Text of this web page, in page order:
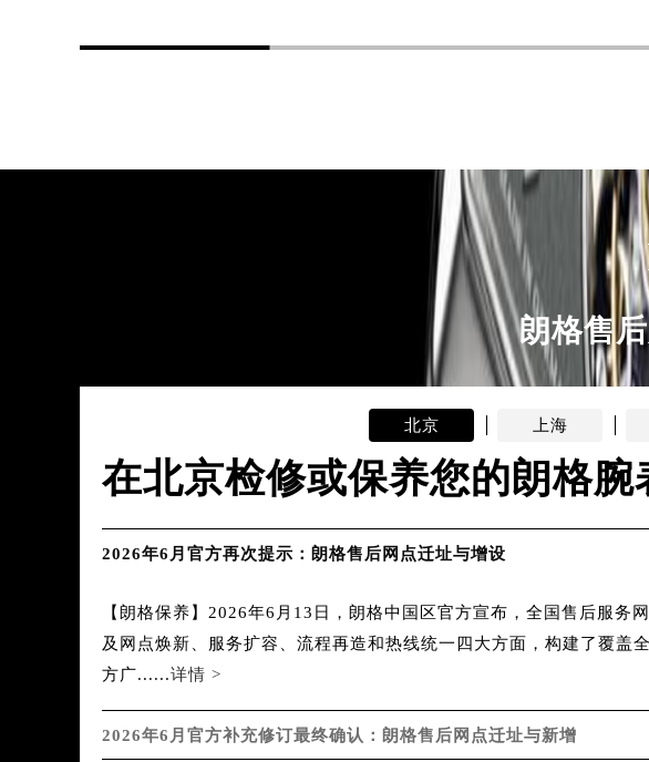
吉林省四平市铁东区紫气大路与南九经街交汇处朗格售
吉林省松原市宁江区五环大街朗格售后服务中心（需提
吉林省通化市东昌区环通乡江南大街朗格售后服务中心
吉林省延边市延吉市解放路朗格售后服务中心（需提前预
辽宁省鞍山市铁东区站前街朗格售后服务中心（需提前预
辽宁省本溪市平山区胜利路朗格售后服务中心（需提前
辽宁省朝阳市双塔区新华路朗格售后服务中心（需提前预
辽宁省丹东市振兴区七经街朗格售后服务中心（需提前预
辽宁省抚顺市新抚区东一路朗格售后服务中心（需提前
辽宁省阜新市海州区解放大街朗格售后服务中心（需提前
辽宁省葫芦岛市连山区中央路朗格售后服务中心（需提前
辽宁省锦州市古塔区中央大街朗格售后服务中心（需提
辽宁省辽阳市白塔区新运大街朗格售后服务中心（需提前
辽宁省铁岭市银州区南马路朗格售后服务中心（需提前
辽宁省营口市站前区市府路与渤海大街交叉口朗格售后
辽宁省沈阳市沈河区中街路83号亨得利名表维修授权店
北京市朝阳区建国门外大街甲6号华熙国际中心D座11层
朗格售
北京 上海
在北京检修或保养您的朗格腕
2026年6月官方再次提示：朗格售后网点迁址与增设
【朗格保养】2026年6月13日，朗格中国区官方宣布，全国售后服
及网点焕新、服务扩容、流程再造和热线统一四大方面，构建了覆
方广......详情 >
2026年6月官方补充修订最终确认：朗格售后网点迁址与新增